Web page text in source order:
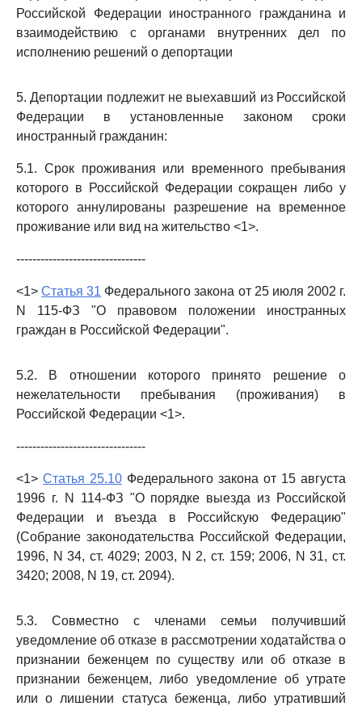
Российской Федерации иностранного гражданина и
взаимодействию с органами внутренних дел по
исполнению решений о депортации
5. Депортации подлежит не выехавший из Российской
Федерации в установленные законом сроки
иностранный гражданин:
5.1. Срок проживания или временного пребывания
которого в Российской Федерации сокращен либо у
которого аннулированы разрешение на временное
проживание или вид на жительство <1>.
--------------------------------
<1>Статья 31 Федерального закона от 25 июля 2002 г.
N 115-ФЗ "О правовом положении иностранных
граждан в Российской Федерации".
5.2. В отношении которого принято решение о
нежелательности пребывания (проживания) в
Российской Федерации <1>.
--------------------------------
<1> Статья 25.10 Федерального закона от 15 августа
1996 г. N 114-ФЗ "О порядке выезда из Российской
Федерации и въезда в Российскую Федерацию"
(Собрание законодательства Российской Федерации,
1996, N 34, ст. 4029; 2003, N 2, ст. 159; 2006, N 31, ст.
3420; 2008, N 19, ст. 2094).
5.3. Совместно с членами семьи получивший
уведомление об отказе в рассмотрении ходатайства о
признании беженцем по существу или об отказе в
признании беженцем, либо уведомление об утрате
или о лишении статуса беженца, либо утративший